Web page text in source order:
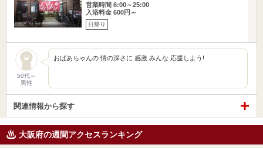
営業時間 6:00～25:00
入浴料金 600円～
日帰り
50代～
男性
おばあちゃんの 情の深さに 感激 みんな 応援しよう!
関連情報から探す
大阪府の週間アクセスランキング